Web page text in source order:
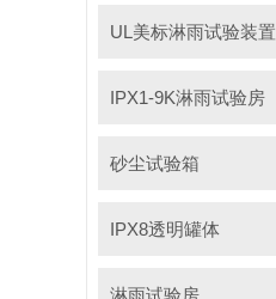
UL美标淋雨试验装置
IPX1-9K淋雨试验房
砂尘试验箱
IPX8透明罐体
淋雨试验房